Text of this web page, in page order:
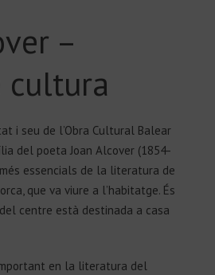
–
cultura
i seu de l’Obra Cultural Balear
del poeta Joan Alcover (1854-
essencials de la literatura de
que va viure a l’habitatge. És
centre està destinada a casa
en la literatura del